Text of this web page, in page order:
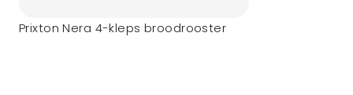
Prixton Nera 4-kleps broodrooster